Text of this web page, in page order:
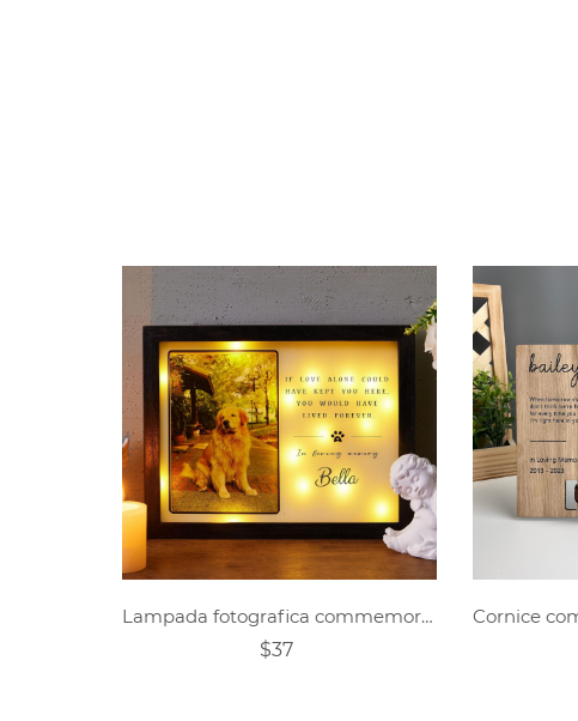
Lampada fotografica commemorativa per animali domestici personalizzata
$37